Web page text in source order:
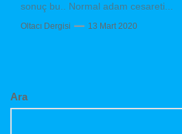
sonuç bu.. Normal adam cesareti...
Oltacı Dergisi 13 Mart 2020
Ara